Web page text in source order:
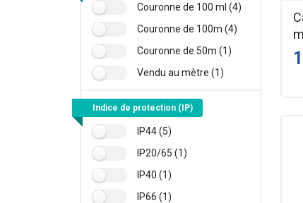
Couronne de 100 ml (4)
Couronne de 100m (4)
Couronne de 50m (1)
Vendu au mètre (1)
Indice de protection (IP)
IP44 (5)
IP20/65 (1)
IP40 (1)
IP66 (1)